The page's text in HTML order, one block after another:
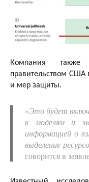
Компания также
правительством США
и мер защиты.
«Это будет
к моделям и
информацией о
выделение
говорится в